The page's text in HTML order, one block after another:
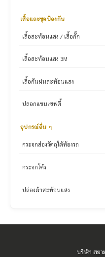
เสื้อและชุดป้องกัน
เสื้อสะท้อนแสง / เสื้อกั๊ก
เสื้อสะท้อนแสง 3M
เสื้อกันฝนสะท้อนแสง
ปลอกแขนเซฟตี้
อุปกรณ์อื่น ๆ
กระจกส่องวัตถุใต้ท้องรถ
กระจกโค้ง
ปล่องผ้าสะท้อนแสง
บริษัท สยา